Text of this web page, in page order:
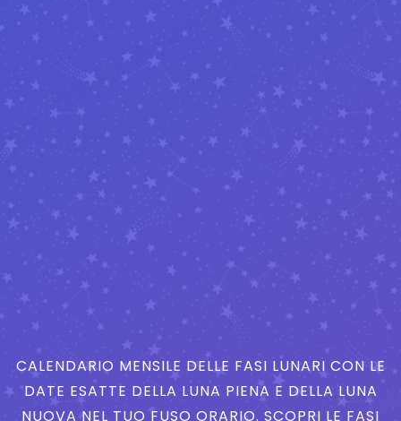
CALENDARIO MENSILE DELLE FASI LUNARI CON LE
DATE ESATTE DELLA LUNA PIENA E DELLA LUNA
NUOVA NEL TUO FUSO ORARIO. SCOPRI LE FASI